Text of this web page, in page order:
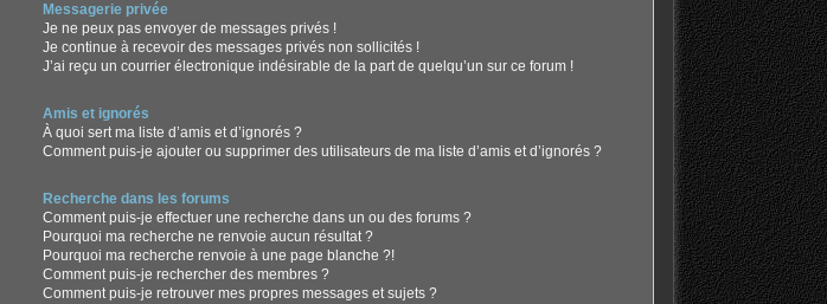
Messagerie privée
Je ne peux pas envoyer de messages privés !
Je continue à recevoir des messages privés non sollicités !
J’ai reçu un courrier électronique indésirable de la part de quelqu’un sur ce forum !
Amis et ignorés
À quoi sert ma liste d’amis et d’ignorés ?
Comment puis-je ajouter ou supprimer des utilisateurs de ma liste d’amis et d’ignorés ?
Recherche dans les forums
Comment puis-je effectuer une recherche dans un ou des forums ?
Pourquoi ma recherche ne renvoie aucun résultat ?
Pourquoi ma recherche renvoie à une page blanche ?!
Comment puis-je rechercher des membres ?
Comment puis-je retrouver mes propres messages et sujets ?